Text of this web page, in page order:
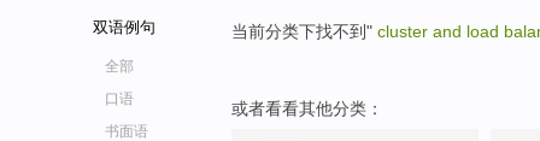
双语例句
全部
口语
书面语
当前分类下找不到" cluster and load
或者看看其他分类：